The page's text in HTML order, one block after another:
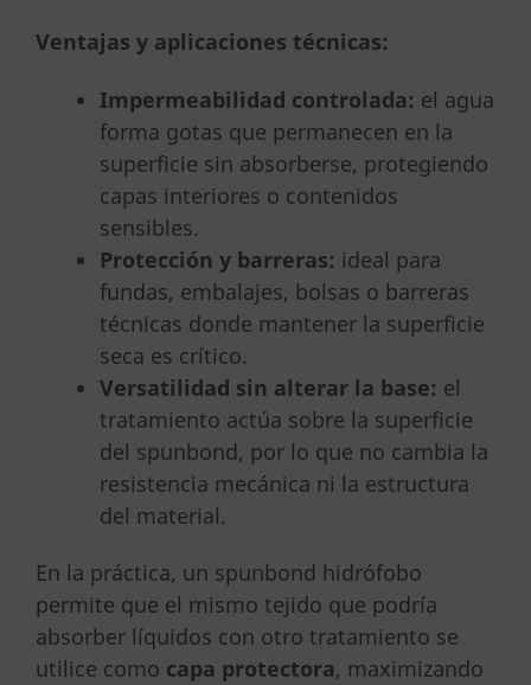
Ventajas y aplicaciones técnicas:
Impermeabilidad controlada: el agua
forma gotas que permanecen en la
superficie sin absorberse, protegiendo
capas interiores o contenidos
sensibles.
Protección y barreras: ideal para
fundas, embalajes, bolsas o barreras
técnicas donde mantener la superficie
seca es crítico.
Versatilidad sin alterar la base: el
tratamiento actúa sobre la superficie
del spunbond, por lo que no cambia la
resistencia mecánica ni la estructura
del material.
En la práctica, un spunbond hidrófobo
permite que el mismo tejido que podría
absorber líquidos con otro tratamiento se
utilice como capa protectora, maximizando